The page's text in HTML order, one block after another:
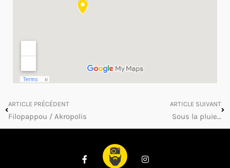
ARTICLE PRÉCÉDENT
Filopappou / Akropolis
ARTICLE SUIVANT
Sous la pluie…